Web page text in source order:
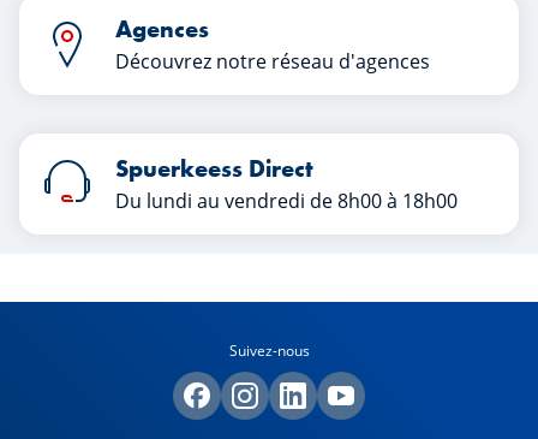
Agences
Découvrez notre réseau d'agences
Spuerkeess Direct
Du lundi au vendredi de 8h00 à 18h00
Suivez-nous